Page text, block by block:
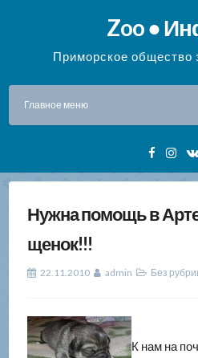
содержимому
Zoo ●
Приморское общество
Главное меню
Нужна помощь в
щенок!!!
22.11.2010 admin Без
К нам на